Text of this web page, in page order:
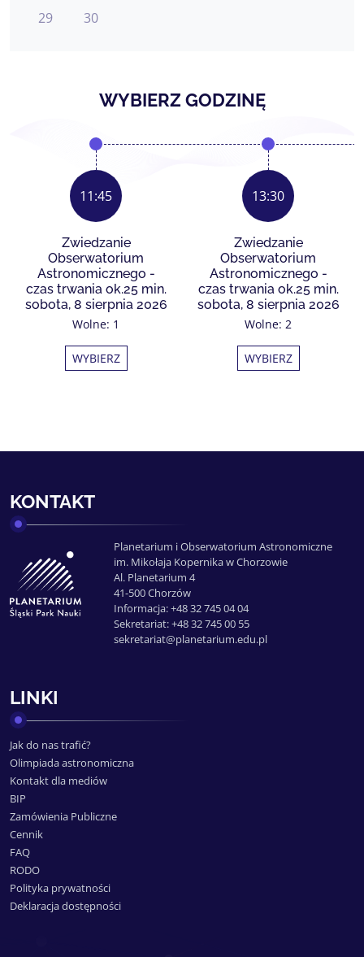
29 30
WYBIERZ GODZINĘ
11:45
Zwiedzanie
Obserwatorium
Astronomicznego -
czas trwania ok.25 min.
sobota, 8 sierpnia 2026
Wolne: 1
WYBIERZ
13:30
Zwiedzanie
Obserwatorium
Astronomicznego -
czas trwania ok.25 min.
sobota, 8 sierpnia 2026
Wolne: 2
WYBIERZ
KONTAKT
Planetarium i Obserwatorium Astronomiczne
im. Mikołaja Kopernika w Chorzowie
Al. Planetarium 4
41-500 Chorzów
Informacja: +48 32 745 04 04
Sekretariat: +48 32 745 00 55
sekretariat@planetarium.edu.pl
LINKI
Jak do nas trafić?
Olimpiada astronomiczna
Kontakt dla mediów
BIP
Zamówienia Publiczne
Cennik
FAQ
RODO
Polityka prywatności
Deklaracja dostępności